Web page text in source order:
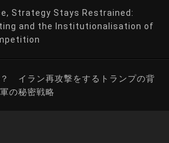
Strategy Stays Restrained:
and the Institutionalisation of
イラン再攻撃をするトランプの背
の秘密戦略